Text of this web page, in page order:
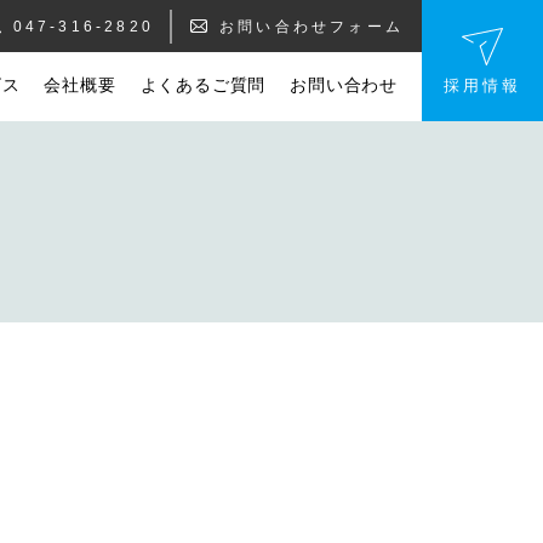
047-316-2820 お問い合わせフォーム
会社概要 よくあるご質問 お問い合わせ 採用情報